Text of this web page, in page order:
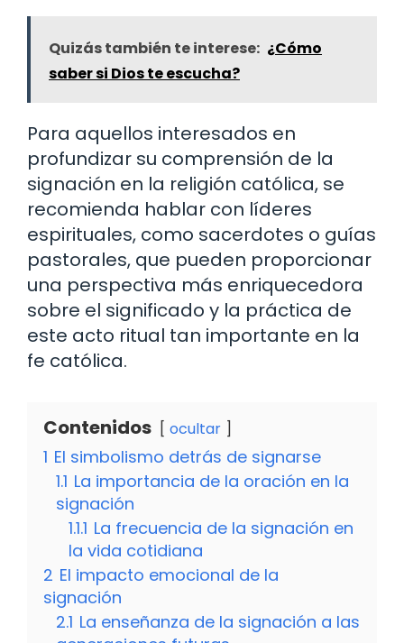
Quizás también te interese: ¿Cómo
saber si Dios te escucha?
Para aquellos interesados en
profundizar su comprensión de la
signación en la religión católica, se
recomienda hablar con líderes
espirituales, como sacerdotes o guías
pastorales, que pueden proporcionar
una perspectiva más enriquecedora
sobre el significado y la práctica de
este acto ritual tan importante en la
fe católica.
Contenidos ocultar
1 El simbolismo detrás de signarse
1.1 La importancia de la oración en la
signación
1.1.1 La frecuencia de la signación en
la vida cotidiana
2 El impacto emocional de la
signación
2.1 La enseñanza de la signación a las